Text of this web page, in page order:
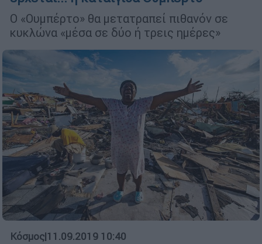
Ο «Ουμπέρτο» θα μετατραπεί πιθανόν σε
κυκλώνα «μέσα σε δύο ή τρεις ημέρες»
Κόσμος|11.09.2019 10:40